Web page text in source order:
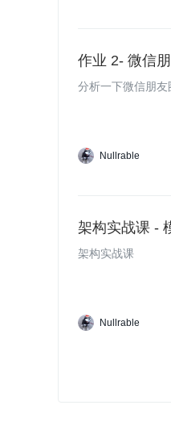
作业 2- 微信
分析一下微信朋
Nullrable
架构实战课 -
架构实战课
Nullrable